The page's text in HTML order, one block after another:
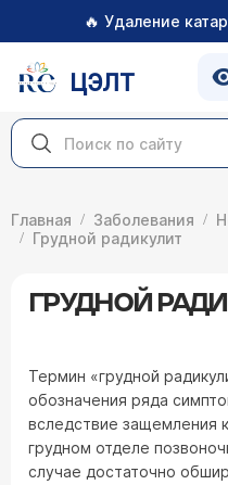
🔥 Удаление
ЦЭЛТ
Главная Заболевания
Грудной радикулит
ГРУДНОЙ
Термин «грудной
обозначения ряда
вследствие защемления
грудном отделе
случае достаточно